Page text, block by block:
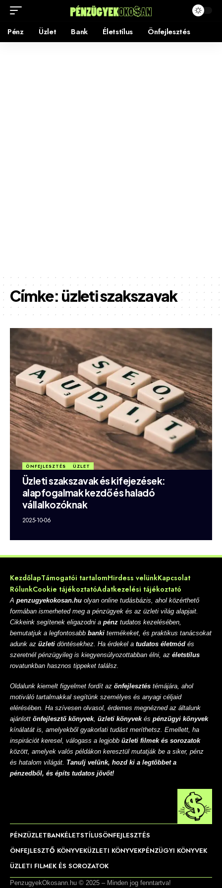
Pénz Üzlet Bank Életstílus Önfejlesztés
Címke: üzleti szakszavak
ÖNFEJLESZTÉS ÜZLET
Üzleti szakszavak és kifejezések:
alapfogalmak kezdő és haladó
vállalkozóknak
2025-10-06
KezdőlapTámogatói tartalomHirdess velünkKapcsolat
RólunkCookie tájékoztatóAdatkezelési tájékoztató
A penzugyekokosan.hu olyan online tudásbázis, ahol közérthető
formában ismerheted meg a pénzügyek és az üzleti világ alapjait.
Cikkeink segítenek eligazodni a pénz tudatos kezelésében,
bemutatjuk a legfontosabb banki termékeket, és praktikus tanácsokat
adunk az üzleti döntésekhez. Ha érdekel a tudatos életmód és
szeretnél pénzügyileg is kiegyensúlyozottabban élni, az életstílus
rovatunkban hasznos tippeket találsz.
Oldalunk kiemelt figyelmet fordít az önfejlesztés témájára, ahol
motiváló tartalmakkal segítünk személyes és anyagi céljaid
elérésében. Ha szívesen olvasol, érdemes megnézned az általunk
ajánlott önfejlesztő könyvek, üzleti könyvekés pénzügyi könyvek
kínálatát is, amelyekből gyakorlati tudást meríthetsz. Emellett, ha
inspirációt keresel, válogass a legjobb üzleti filmek és sorozatok
között, amelyek valós példákon keresztül mutatják be a siker, pénz
és hatalom világát. Tanulj velünk, hozd ki a legtöbbet a
pénzedből, és építs tudatos jövőt!
PÉNZÜZLETBANKÉLETSTÍLUSÖNFEJLESZTÉS
ÖNFEJLESZTŐ KÖNYVEKÜZLETI KÖNYVEKPÉNZÜGYI KÖNYVEK
ÜZLETI FILMEK ÉS SOROZATOK
PenzugyekOkosann.hu © 2025 – Minden jog fenntartva!